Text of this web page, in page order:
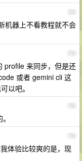
73
机器上不看教程就不会
74
profile 来同步，但是还
或者 gemini cli 这
以吧。
75
76
体验比较爽的是，现